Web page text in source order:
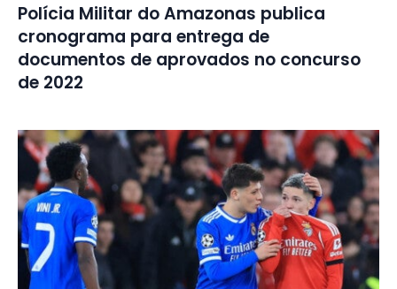
Polícia Militar do Amazonas publica
cronograma para entrega de
documentos de aprovados no concurso
de 2022